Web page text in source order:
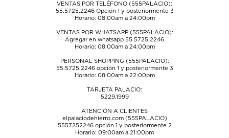
VENTAS POR TELÉFONO (555PALACIO):
55.5725.2246Opción 1 y posteriormente 3
Horario: 08:00am a 24:00pm
VENTAS POR WHATSAPP (555PALACIO):
Agregar en whatsapp 55.5725.2246
Horario: 08:00am a 24:00pm
PERSONAL SHOPPING (555PALACIO):
55.5725.2246opción 1 y posteriormente 3
Horario: 08:00am a 22:00pm
TARJETA PALACIO:
5229.1999
ATENCIÓN A CLIENTES
elpalaciodehierro.com (555PALACIO)
5557252246opción 1 y posteriormente 2
Horario: 09:00am a 21:00pm